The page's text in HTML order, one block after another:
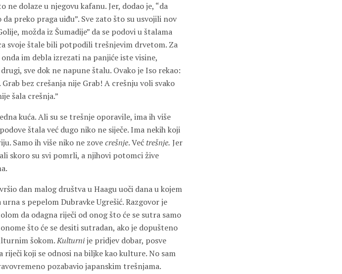
ne dolaze u njegovu kafanu. Jer, dodao je, “da
preko praga uiđu”. Sve zato što su usvojili nov
možda iz Šumadije” da se podovi u štalama
svoje štale bili potpodili trešnjevim drvetom. Za
im debla izrezati na panjiće iste visine,
sve dok ne napune štalu. Ovako je Iso rekao:
Grab bez crešanja nije Grab! A crešnju voli svako
šala crešnja.”
kuća. Ali su se trešnje oporavile, ima ih više
štala već dugo niko ne siječe. Ima nekih koji
Samo ih više niko ne zovecrešnje. Već trešnje. Jer
skoro su svi pomrli, a njihovi potomci žive
dan malog društva u Haagu uoči dana u kojem
s pepelomDubravke Ugrešić. Razgovor je
da odagna riječi od onog što će se sutra samo
što će se desiti sutradan, ako je dopušteno
šokom.Kulturnije pridjev dobar, posve
koji se odnosi na biljke kao kulture. No sam
pozabavio japanskim trešnjama.